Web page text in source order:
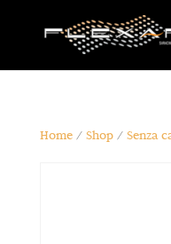
Home/ Shop/ Senza